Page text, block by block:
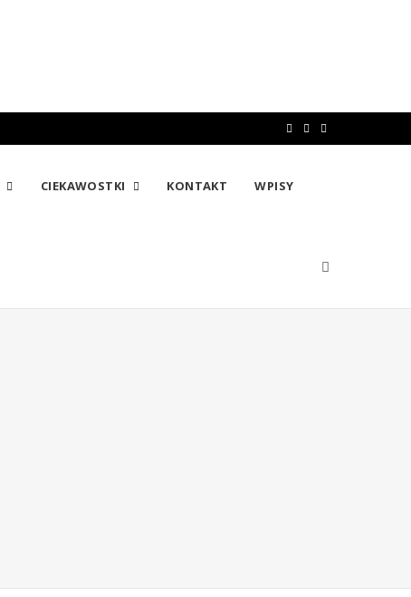
CIEKAWOSTKI KONTAKT WPISY